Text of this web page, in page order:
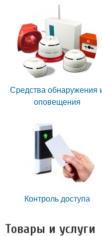
Средства обнаружения
оповещения
Контроль доступа
Товары и услуги